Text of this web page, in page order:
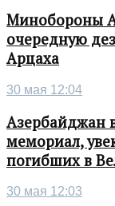
Минобороны
очередную
Арцаха
30 мая 12:04
Азербайджан
мемориал,
погибших в
30 мая 12:03